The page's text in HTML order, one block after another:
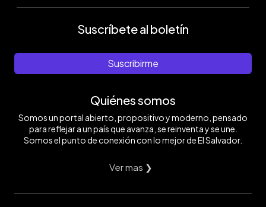
Suscríbete al boletín
Suscribirme
Quiénes somos
Somos un portal abierto, propositivo y moderno, pensado
para reflejar a un país que avanza, se reinventa y se une.
Somos el punto de conexión con lo mejor de El Salvador.
Ver mas ❯